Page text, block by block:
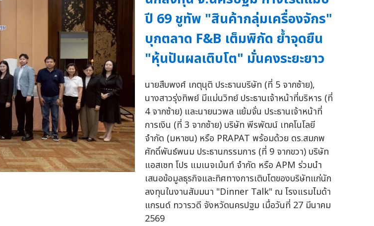
ปี 69 ชูทัพ "สินค้ากลุ่มเครื่องจักร"
บุกตลาด F&B เต็มพิกัด ย้ำจุดยืน
"หุ้นปันผลเติบโต" มั่นคงระยะยาว
นายสืบพงศ์ เกตุนุติ ประธานบริษัท (ที่ 5 จากซ้าย),
นางสาวรุ่งทิพย์ มีแม่นวิทย์ ประธานเจ้าหน้าที่บริหาร (ที่
4 จากซ้าย) และนายนวพล แย้มจั่น ประธานเจ้าหน้าที่
การเงิน (ที่ 3 จากซ้าย) บริษัท พีรพัฒน์ เทคโนโลยี
จำกัด (มหาชน) หรือ PRAPAT พร้อมด้วย ดร.สมภพ
ศักดิ์พันธ์พนม ประธานกรรมการ (ที่ 9 จากขวา) บริษัท
แอสเซท โปร แมเนจเม้นท์ จำกัด หรือ APM ร่วมนำ
เสนอข้อมูลธุรกิจและทิศทางการเติบโตของบริษัทแก่นัก
ลงทุนในงานสัมมนา "Dinner Talk" ณ โรงแรมไมด้า
แกรนด์ ทวารวดี จังหวัดนครปฐม เมื่อวันที่ 27 มีนาคม
2569